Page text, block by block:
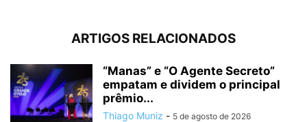
ARTIGOS RELACIONADOS
“Manas” e “O Agente Secreto”
empatam e dividem o principal
prêmio...
Thiago Muniz - 5 de agosto de 2026